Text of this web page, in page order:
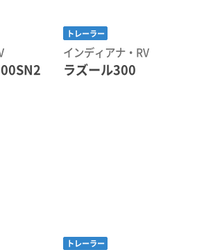
トレーラー
インディアナ・RV
ラズール300
トレーラー